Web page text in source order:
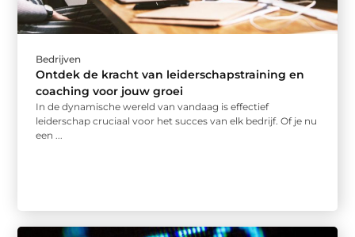
Bedrijven
Ontdek de kracht van leiderschapstraining en
coaching voor jouw groei
In de dynamische wereld van vandaag is effectief
leiderschap cruciaal voor het succes van elk bedrijf. Of je nu
een ...